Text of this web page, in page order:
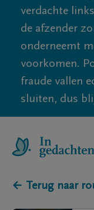
verdachte
de afzender
onderneemt
voorkomen.
fraude vallen
sluiten, dus
← Terug naar